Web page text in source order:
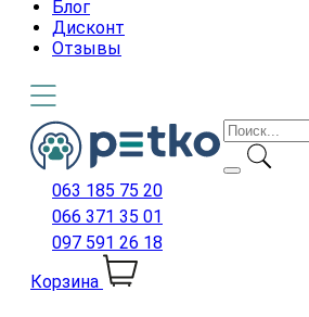
Блог
Дисконт
Отзывы
063 185 75 20
066 371 35 01
097 591 26 18
Корзина